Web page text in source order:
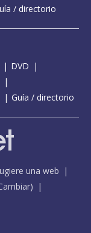
/ directorio
DVD
Guía / directorio
una web
)